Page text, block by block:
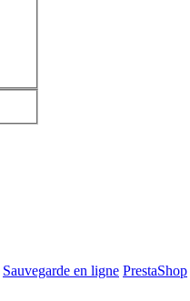
Sauvegarde en ligne PrestaShop